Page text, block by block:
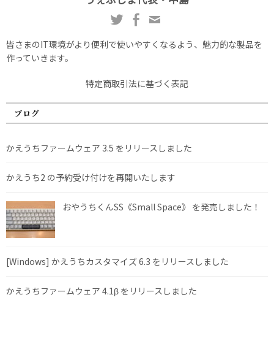
皆さまのIT環境がより便利で使いやすくなるよう、魅力的な製品を
作っていきます。
特定商取引法に基づく表記
ブログ
かえうちファームウェア 3.5 をリリースしました
かえうち2 の予約受け付けを再開いたします
おやうちくんSS《Small Space》 を発売しました！
[Windows] かえうちカスタマイズ 6.3 をリリースしました
かえうちファームウェア 4.1β をリリースしました